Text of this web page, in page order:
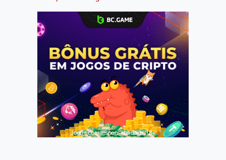
Jogue com responsabilidade. 18+